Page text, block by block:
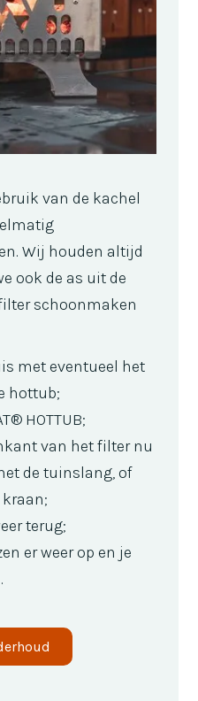
van de kachel
Wij houden altijd
ook de as uit de
schoonmaken
met eventueel het
hottub;
HOTTUB;
van het filter nu
de tuinslang, of
terug;
er weer op en je